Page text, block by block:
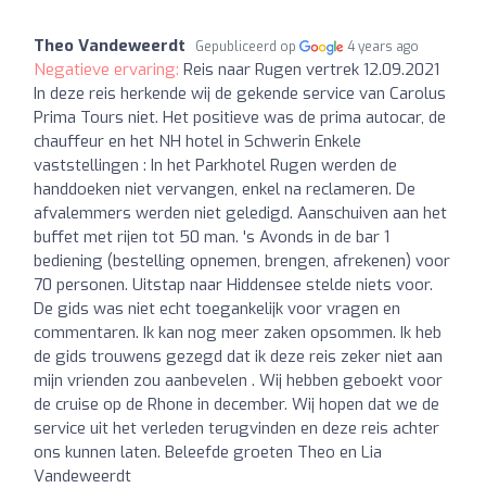
Theo Vandeweerdt Gepubliceerd op 4 years ago
Negatieve ervaring: Reis naar Rugen vertrek 12.09.2021
In deze reis herkende wij de gekende service van Carolus
Prima Tours niet. Het positieve was de prima autocar, de
chauffeur en het NH hotel in Schwerin Enkele
vaststellingen : In het Parkhotel Rugen werden de
handdoeken niet vervangen, enkel na reclameren. De
afvalemmers werden niet geledigd. Aanschuiven aan het
buffet met rijen tot 50 man. 's Avonds in de bar 1
bediening (bestelling opnemen, brengen, afrekenen) voor
70 personen. Uitstap naar Hiddensee stelde niets voor.
De gids was niet echt toegankelijk voor vragen en
commentaren. Ik kan nog meer zaken opsommen. Ik heb
de gids trouwens gezegd dat ik deze reis zeker niet aan
mijn vrienden zou aanbevelen . Wij hebben geboekt voor
de cruise op de Rhone in december. Wij hopen dat we de
service uit het verleden terugvinden en deze reis achter
ons kunnen laten. Beleefde groeten Theo en Lia
Vandeweerdt